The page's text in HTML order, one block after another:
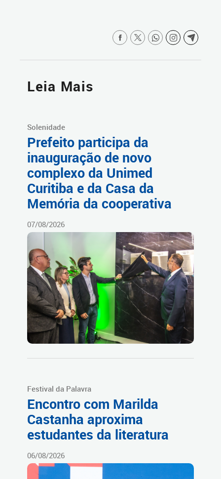
Leia Mais
Solenidade
Prefeito participa da
inauguração de novo
complexo da Unimed
Curitiba e da Casa da
Memória da cooperativa
07/08/2026
Festival da Palavra
Encontro com Marilda
Castanha aproxima
estudantes da literatura
06/08/2026